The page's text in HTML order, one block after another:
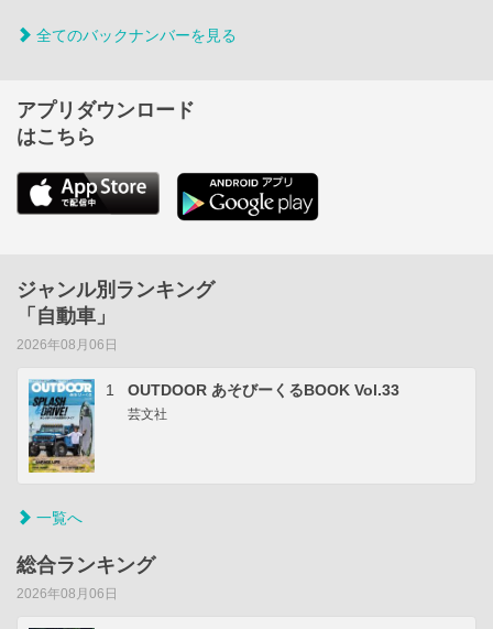
全てのバックナンバーを見る
アプリダウンロード
はこちら
ジャンル別ランキング
「自動車」
2026年08月06日
1 OUTDOOR あそびーくるBOOK Vol.33
芸文社
一覧へ
総合ランキング
2026年08月06日